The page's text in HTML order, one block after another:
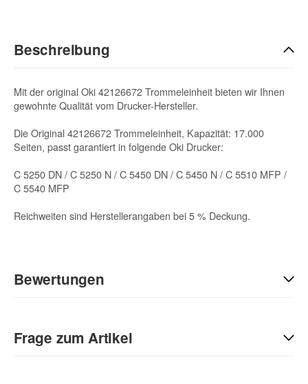
Beschreibung
Mit der original Oki 42126672 Trommeleinheit bieten wir Ihnen
gewohnte Qualität vom Drucker-Hersteller.
Die Original 42126672 Trommeleinheit, Kapazität: 17.000
Seiten, passt garantiert in folgende Oki Drucker:
C 5250 DN / C 5250 N / C 5450 DN / C 5450 N / C 5510 MFP /
C 5540 MFP
Reichweiten sind Herstellerangaben bei 5 % Deckung.
Bewertungen
Sie Anderen bei der Kaufentscheidung:
Frage zum Artikel